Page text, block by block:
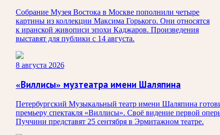
Собрание Музея Востока в Москве пополнили четыре
картины из коллекции Максима Горького. Они относятся
к иранской живописи эпохи Каджаров. Произведения
выставят для публики с 14 августа.
8 августа 2026
«Виллисы» музтеатра имени Шаляпина
Петербургский Музыкальный театр имени Шаляпина
премьеру спектакля «Виллисы». Своё видение первой
Пуччини представят 25 сентября в Эрмитажном театре.